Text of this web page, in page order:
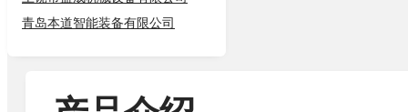
青岛本道智能装备有限公司